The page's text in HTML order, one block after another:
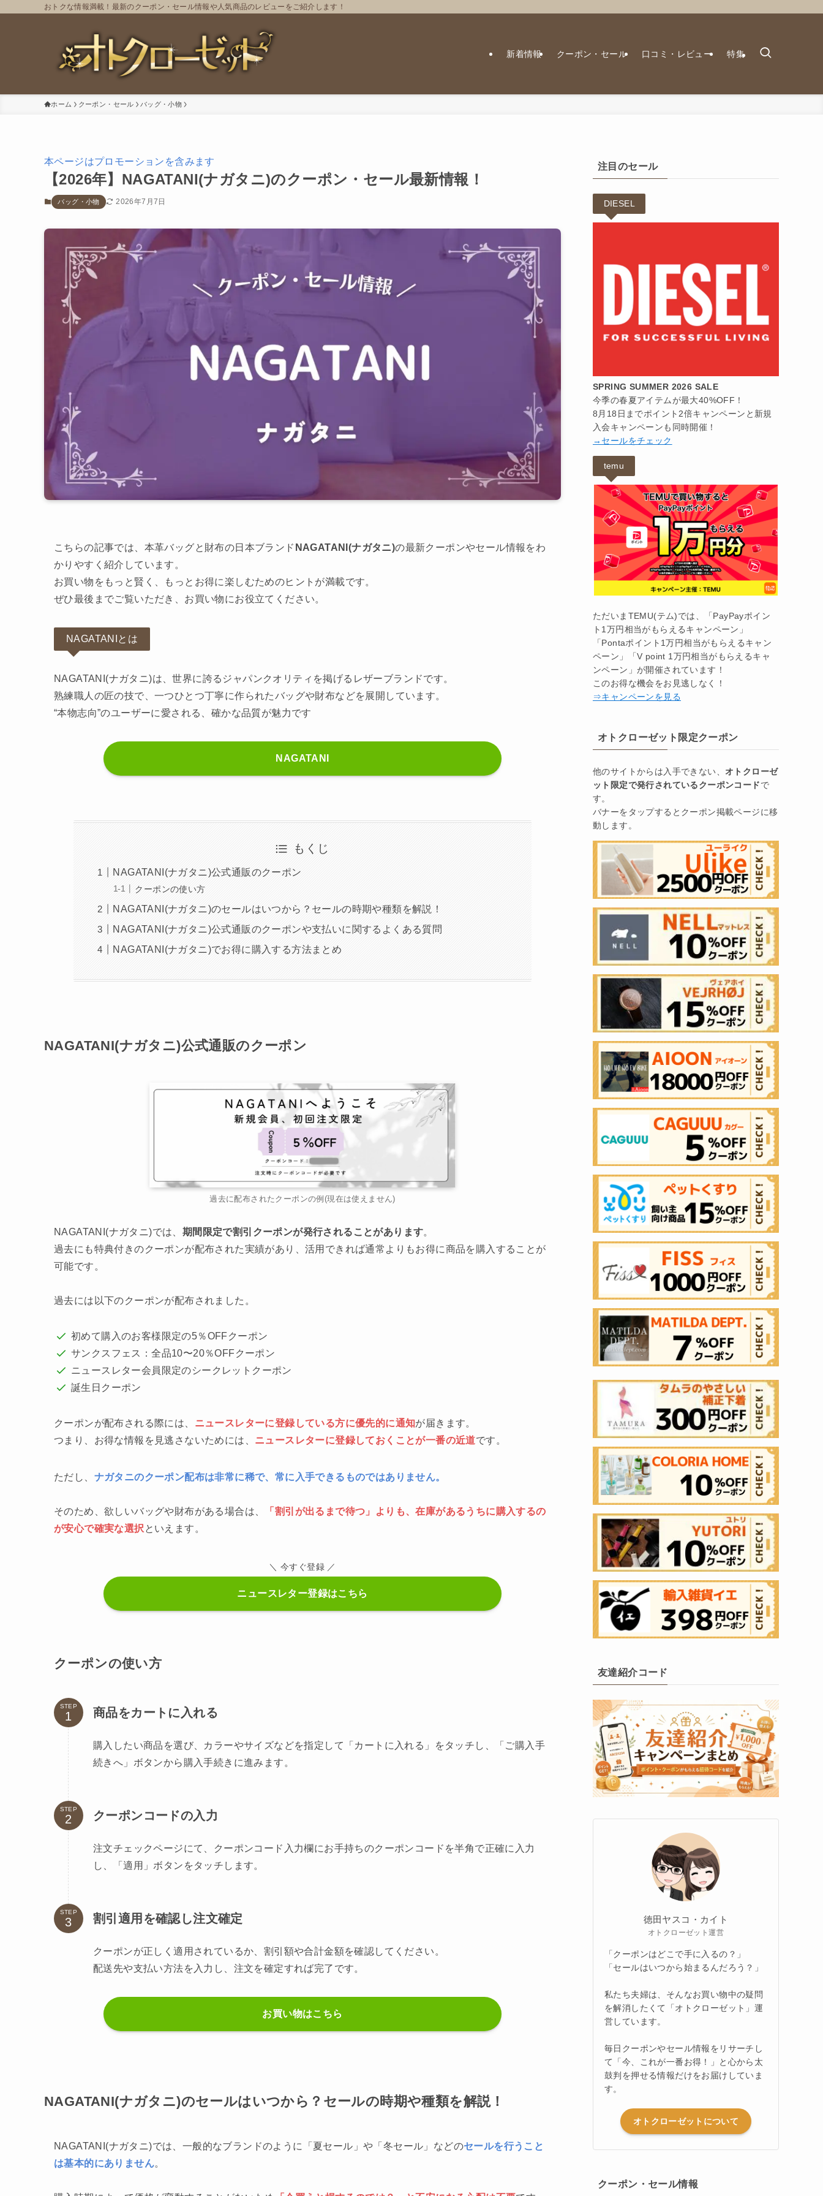
おトクな情報満載！最新のクーポン・セール情報や人気商品のレビューをご紹介します！
新着情報 クーポン・セール 口コミ・レビュー 特集
ホーム クーポン・セール バッグ・小物
本ページはプロモーションを含みます
【2026年】NAGATANI(ナガタニ)のクーポン・セール最新情報！
バッグ・小物 2026年7月7日
こちらの記事では、本革バッグと財布の日本ブランド NAGATANI(ナガタニ)の最新クーポンやセール情報をわ
かりやすく紹介しています。
お買い物をもっと賢く、もっとお得に楽しむためのヒントが満載です。
ぜひ最後までご覧いただき、お買い物にお役立てください。
NAGATANIとは
NAGATANI(ナガタニ)は、世界に誇るジャパンクオリティを掲げるレザーブランドです。
熟練職人の匠の技で、一つひとつ丁寧に作られたバッグや財布などを展開しています。
“本物志向”のユーザーに愛される、確かな品質が魅力です
NAGATANI
もくじ
NAGATANI(ナガタニ)公式通販のクーポン
クーポンの使い方
NAGATANI(ナガタニ)のセールはいつから？セールの時期や種類を解説！
NAGATANI(ナガタニ)公式通販のクーポンや支払いに関するよくある質問
NAGATANI(ナガタニ)でお得に購入する方法まとめ
NAGATANI(ナガタニ)公式通販のクーポン
過去に配布されたクーポンの例(現在は使えません)
NAGATANI(ナガタニ)では、 期間限定で割引クーポンが発行されることがあります。
過去にも特典付きのクーポンが配布された実績があり、活用できれば通常よりもお得に商品を購入することが
可能です。
過去には以下のクーポンが配布されました。
初めて購入のお客様限定の5％OFFクーポン
サンクスフェス：全品10〜20％OFFクーポン
ニュースレター会員限定のシークレットクーポン
誕生日クーポン
クーポンが配布される際には、 ニュースレターに登録している方に優先的に通知が届きます。
つまり、お得な情報を見逃さないためには、 ニュースレターに登録しておくことが一番の近道です。
ただし、 ナガタニのクーポン配布は非常に稀で、常に入手できるものではありません。
そのため、欲しいバッグや財布がある場合は、
「割引が出るまで待つ」よりも、在庫があるうちに購入するの
が安心で確実な選択 といえます。
＼ 今すぐ登録 ／
ニュースレター登録はこちら
クーポンの使い方
STEP 商品をカートに入れる
購入したい商品を選び、カラーやサイズなどを指定して「カートに入れる」をタッチし、「ご購入手
続きへ」ボタンから購入手続きに進みます。
STEP クーポンコードの入力
注文チェックページにて、クーポンコード入力欄にお手持ちのクーポンコードを半角で正確に入力
し、「適用」ボタンをタッチします。
STEP 割引適用を確認し注文確定
クーポンが正しく適用されているか、割引額や合計金額を確認してください。
配送先や支払い方法を入力し、注文を確定すれば完了です。
お買い物はこちら
NAGATANI(ナガタニ)のセールはいつから？セールの時期や種類を解説！
NAGATANI(ナガタニ)では、一般的なブランドのように「夏セール」や「冬セール」などのセールを行うこと
は基本的にありません。
注目のセール
DIESEL
SPRING SUMMER 2026 SALE
今季の春夏アイテムが最大40%OFF！
8月18日までポイント2倍キャンペーンと新規
入会キャンペーンも同時開催！
→セールをチェック
temu
ただいまTEMU(テム)では、「PayPayポイン
ト1万円相当がもらえるキャンペーン」
「Pontaポイント1万円相当がもらえるキャン
ペーン」「V point 1万円相当がもらえるキャ
ンペーン」が開催されています！
このお得な機会をお見逃しなく！
⇒キャンペーンを見る
オトクローゼット限定クーポン
他のサイトからは入手できない、 オトクローゼ
ット限定で発行されているクーポンコードで
す。
バナーをタップするとクーポン掲載ページに移
動します。
友達紹介コード
徳田ヤスコ・カイト
オトクローゼット運営
「クーポンはどこで手に入るの？」
「セールはいつから始まるんだろう？」
私たち夫婦は、そんなお買い物中の疑問
を解消したくて「オトクローゼット」運
営しています。
毎日クーポンやセール情報をリサーチし
て「今、これが一番お得！」と心から太
鼓判を押せる情報だけをお届けしていま
す。
オトクローゼットについて
クーポン・セール情報